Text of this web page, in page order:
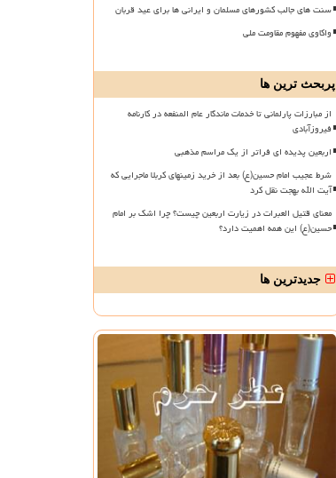
سنت های جالب کشورهای مسلمان و ایرانی ها برای عید قربان
واکاوی مفهوم مقاومت ملی
پربحث ترین ها
از مبارزات پارلمانی تا خدمات ماندگار عام المنفعه در کارنامه
فیروزآبادی
اربعین پدیده ای فراتر از یک مراسم مذهبی
شرط عجیب امام حسین(ع) بعد از خرید زمینهای کربلا ماجرایی که
آیت الله بهجت نقل کرد
معنای قتیل العبرات در زیارت اربعین چیست؟ چرا اشک بر امام
حسین(ع) این همه اهمیت دارد؟
جدیدترین ها